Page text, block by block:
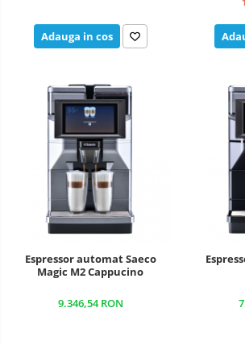
Adauga in cos
Espressor automat Saeco
Magic M2 Cappucino
9.346,54 RON